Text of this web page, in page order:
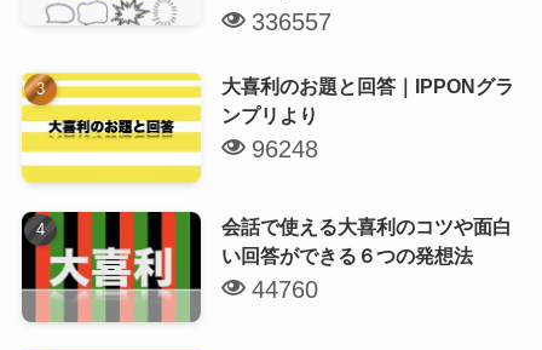
336557
大喜利のお題と回答｜IPPONグラ
ンプリより
96248
会話で使える大喜利のコツや面白
い回答ができる６つの発想法
44760